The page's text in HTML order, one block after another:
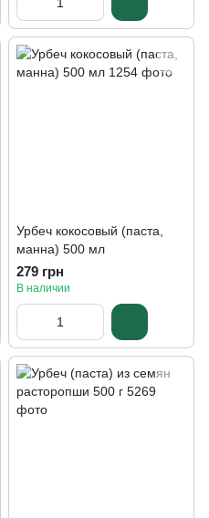
Урбеч кокосовый (паста,
манна) 500 мл
279 грн
В наличии